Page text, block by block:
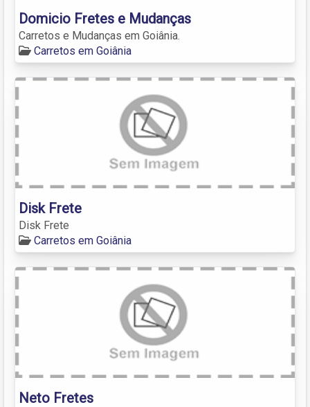
Domicio Fretes e Mudanças
Carretos e Mudanças em Goiânia.
Carretos em Goiânia
Disk Frete
Disk Frete
Carretos em Goiânia
Neto Fretes